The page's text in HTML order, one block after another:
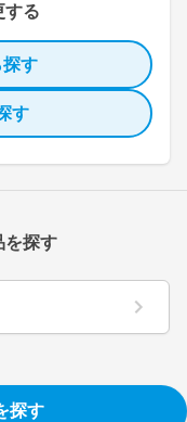
する
探す
す
を探す
探す